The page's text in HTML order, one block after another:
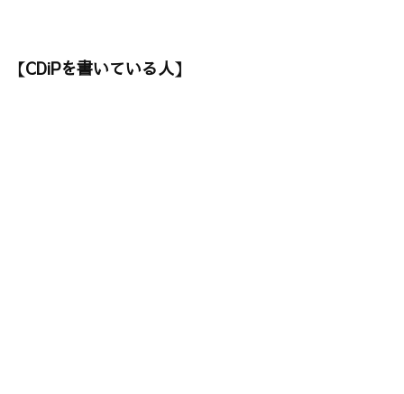
【CDiPを書いている人】